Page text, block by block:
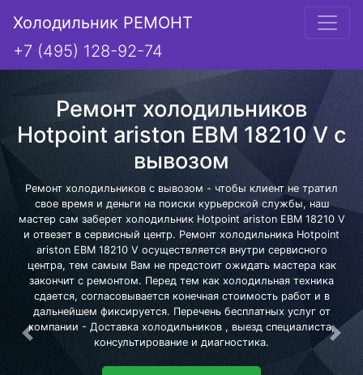
Холодильник РЕМОНТ
+7 (495) 128-92-74
Ремонт холодильников
Hotpoint ariston EBM 18210 V с
вывозом
Ремонт холодильников с вывозом - чтобы клиент не тратил
свое время и деньги на поиски курьерской службы, наш
мастер сам заберет холодильник Hotpoint ariston EBM 18210 V
и отвезет в сервисный центр. Ремонт холодильника Hotpoint
ariston EBM 18210 V осуществляется внутри сервисного
центра, тем самым Вам не предстоит ожидать мастера как
закончит с ремонтом. Перед тем как холодильная техника
сдается, согласовывается конечная стоимость работ и в
дальнейшем фиксируется. Перечень бесплатных услуг от
компании - Доставка холодильников , выезд специалиста,
консультирование и диагностика.
Предыдущая